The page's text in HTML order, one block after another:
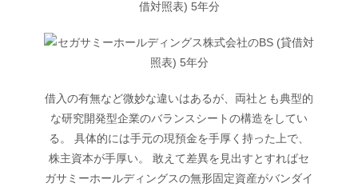
借入の有無など微妙な違いはあるが、両社とも典型的
な研究開発型企業のバランスシートの構造をしてい
る。 具体的には手元の現預金を手厚く持った上で、
株主資本が手厚い。 敢えて差異を見出すとすればセ
ガサミーホールディングスの無形固定資産がバンダイ